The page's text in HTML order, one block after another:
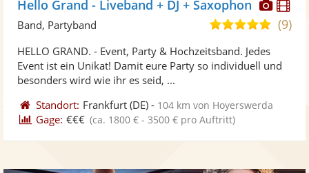
Hello Grand - Liveband + DJ + Saxophon
5,0(9)
Band, Partyband
HELLO GRAND. - Event, Party & Hochzeitsband. Jedes
Event ist ein Unikat! Damit eure Party so individuell und
besonders wird wie ihr es seid, ...
Standort: Frankfurt (DE) - 104 km von Hoyerswerda
Gage: €€€ (ca. 1800 € - 3500 € pro Auftritt)